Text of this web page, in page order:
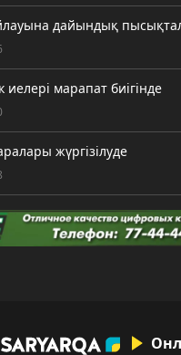
дайындық
марапат биігінде
жүргізілуде